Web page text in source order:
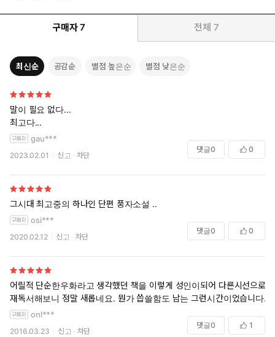
구매자 7 전체 7
최신순 공감순 별점 높은순 별점 낮은순
말이 필요 없다...
최고다...
gau***
2023.02.01 신고 차단
댓글0 0
그시대 최고중의 하나인 단편 풍자소설 ..
osi***
2020.02.12 신고 차단
댓글0 0
어릴적 단순한우화라고 생각했던 책을 이렇게 성인이되어 다른시선으로
재독서해보니 정말 새롭네요. 뭔가 씁쓸함도 남는 그런시간이었습니다.
onl***
2016.03.23 신고 차단
댓글0 1